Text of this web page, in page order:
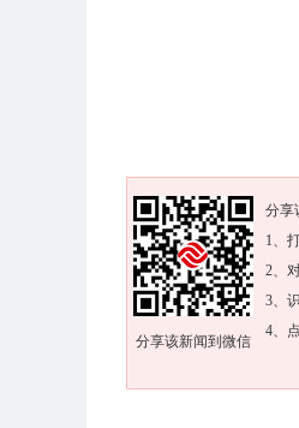
分享该新闻到微信
分享
1、
2、
3、
4、